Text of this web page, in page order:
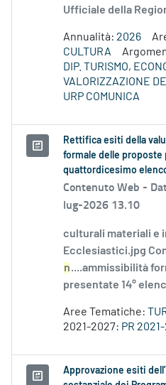
Ufficiale della
Annualità: 2026
CULTURA
DIP. TURISMO,
VALORIZZAZIONE
URP COMUNICA
Rettifica esiti della
formale delle proposte
quattordicesimo
Contenuto Web -
lug-2026 13.10
culturali materiali e
Ecclesiastici.jpg
n....ammissibilità
presentate 14°
Aree Tematiche:
2021-2027: PR
Approvazione esiti